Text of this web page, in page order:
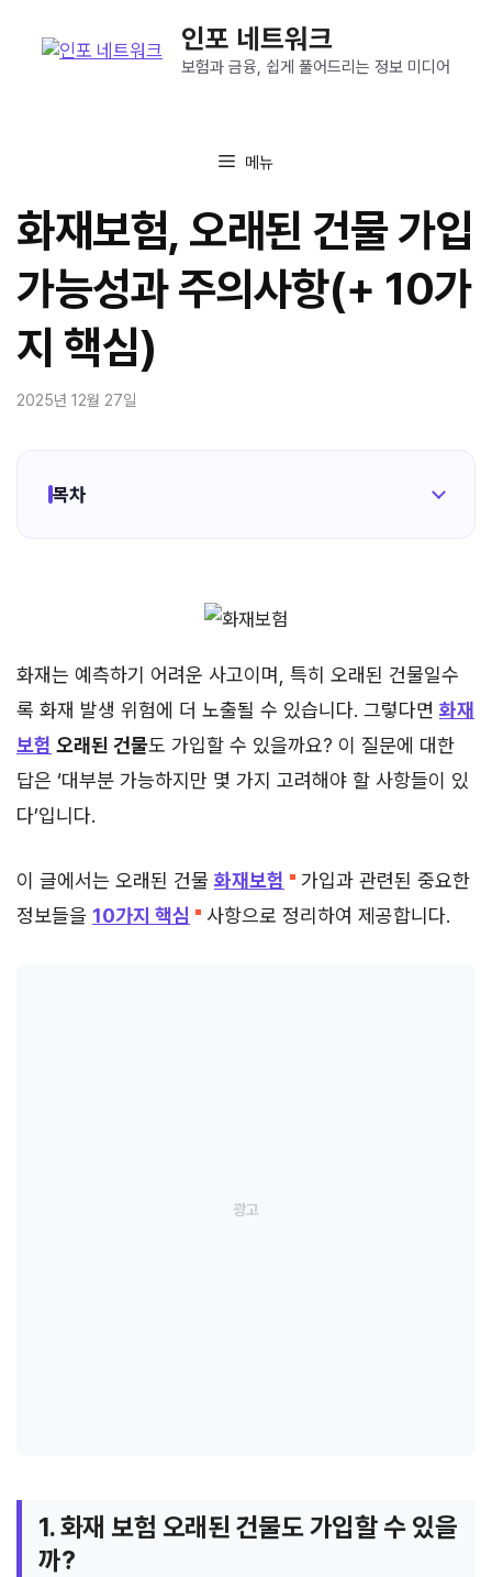
인포 네트워크
보험과 금융, 쉽게 풀어드리는 정보 미디어
메뉴
화재보험, 오래된 건물 가입
가능성과 주의사항(+ 10가
지 핵심)
2025년 12월 27일
목차
화재는 예측하기 어려운 사고이며, 특히 오래된 건물일수
록 화재 발생 위험에 더 노출될 수 있습니다. 그렇다면 화재
보험 오래된 건물도 가입할 수 있을까요? 이 질문에 대한
답은 ‘대부분 가능하지만 몇 가지 고려해야 할 사항들이 있
다’입니다.
이 글에서는 오래된 건물 화재보험
가입과 관련된 중요한
정보들을 10가지 핵심 사항으로 정리하여 제공합니다.
1. 화재 보험 오래된 건물도 가입할 수 있을
까?